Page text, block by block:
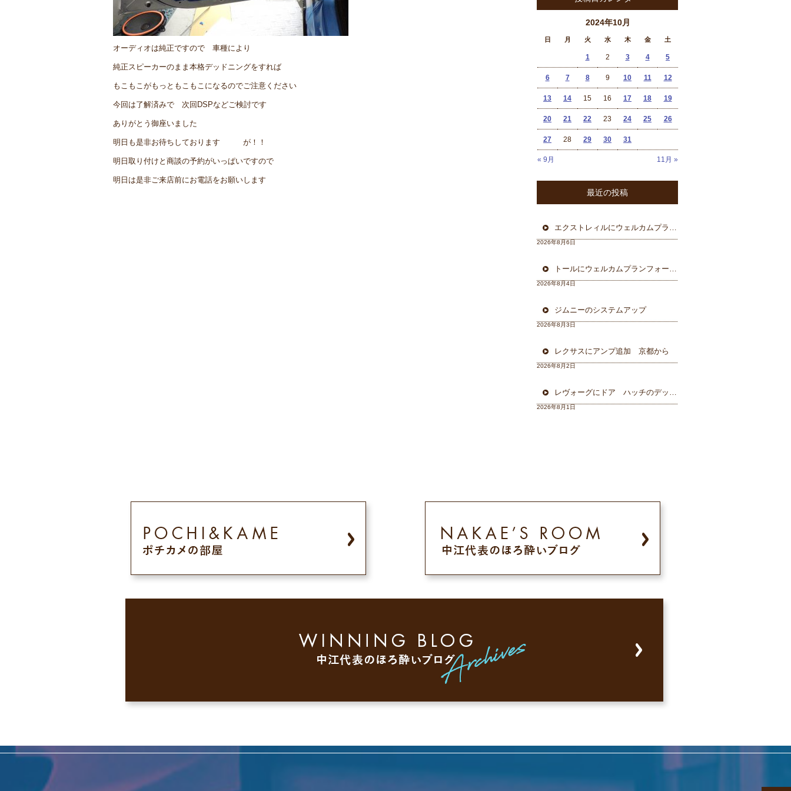
オーディオは純正ですので 車種により
純正スピーカーのまま本格デッドニングをすれば
もこもこがもっともこもこになるのでご注意ください
今回は了解済みで 次回DSPなどご検討です
ありがとう御座いました
明日も是非お待ちしております が！！
明日取り付けと商談の予約がいっぱいですので
明日は是非ご来店前にお電話をお願いします
2024年10月
日 月 火 水 木 金 土
« 9月 11月 »
1 2 3 4 5
6 7 8 9 10 11 12
13 14 15 16 17 18 19
20 21 22 23 24 25 26
27 28 29 30 31
最近の投稿
エクストレィルにウェルカムプラン フォーカル三重県から
2026年8月6日
トールにウェルカムプランフォーカルスピーカー＆ウーハー
2026年8月4日
ジムニーのシステムアップ
2026年8月3日
レクサスにアンプ追加 京都から
2026年8月2日
レヴォーグにドア ハッチのデッドニング 徳島から
2026年8月1日